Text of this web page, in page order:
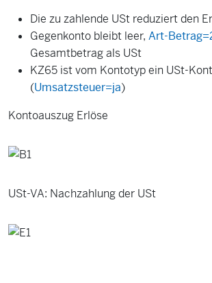
Die zu zahlende USt reduziert den
Gegenkonto bleibt leer, Art-
Gesamtbetrag als USt
KZ65 ist vom Kontotyp ein USt-
(Umsatzsteuer=ja)
Kontoauszug Erlöse
USt-VA: Nachzahlung der USt